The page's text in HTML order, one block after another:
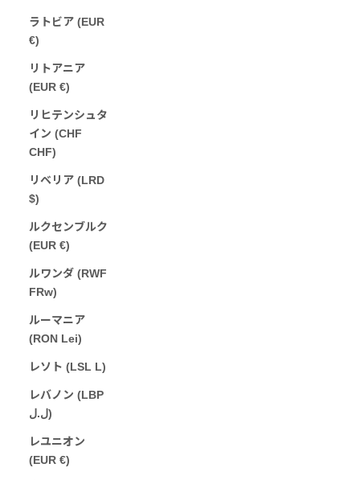
ラトビア (EUR
€)
リトアニア
(EUR €)
リヒテンシュタ
イン (CHF
CHF)
リベリア (LRD
$)
ルクセンブルク
(EUR €)
ルワンダ (RWF
FRw)
ルーマニア
(RON Lei)
レソト (LSL L)
レバノン (LBP
ل.ل)
レユニオン
(EUR €)